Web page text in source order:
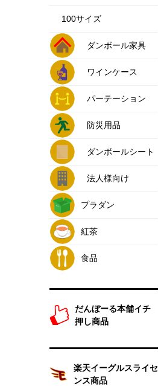
100サイズ
ダンボール家具
ワインケース
パーテーション
防災用品
ダンボールシート
法人様向け
プラダン
紅茶
食品
だんぼーる本舗イチ
押し商品
楽天イーグルスライセ
ンス商品